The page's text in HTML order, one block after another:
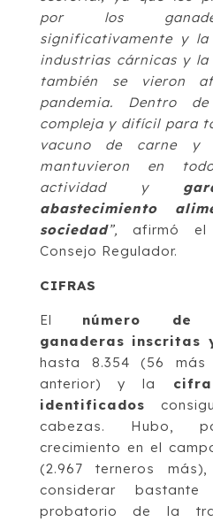
por los
significativamente y
industrias cárnicas y la
también se vieron
pandemia. Dentro
compleja y difícil para
vacuno de carne y
mantuvieron en
actividad y
abastecimiento
sociedad”, afirmó el
Consejo Regulador.
CIFRAS
El número de
ganaderas inscritas
hasta 8.354 (56
anterior) y la
cifra
identificados
cabezas. Hubo,
crecimiento en el
(2.967 terneros
considerar
probatorio de la